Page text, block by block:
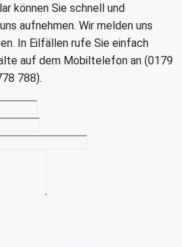
können Sie schnell und
aufnehmen. Wir melden uns
In Eilfällen rufe Sie einfach
auf dem Mobiltelefon an (0179
788).